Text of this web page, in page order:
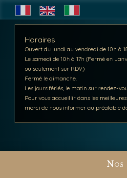
Horaires
Ouvert du lundi au vendredi de 10h à
Le samedi de 10h à 17h (Fermé en
ou seulement sur RDV)
Fermé le dimanche.
Les jours fériés, le matin sur rendez-
Pour vous accueillir dans les
merci de nous informer au préalable
Nos